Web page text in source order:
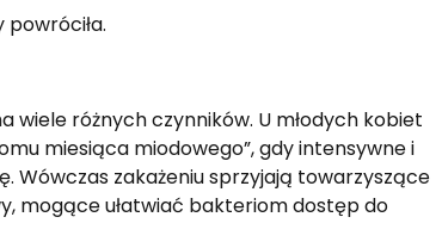
powróciła.
wiele różnych czynników. U młodych kobiet
miesiąca miodowego”, gdy intensywne i
Wówczas zakażeniu sprzyjają towarzyszące
mogące ułatwiać bakteriom dostęp do